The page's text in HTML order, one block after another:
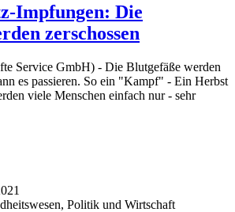
Impfungen: Die
zerschossen
Service GmbH) - Die Blutgefäße werden
es passieren. So ein "Kampf" - Ein Herbst
viele Menschen einfach nur - sehr
Politik und Wirtschaft